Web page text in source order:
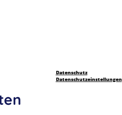
Datenschutz
Datenschutzeinstellungen